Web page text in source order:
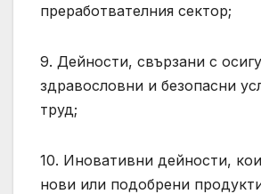
преработвателния сектор;
9. Дейности, свързани с
здравословни и безопасни
труд;
10. Иновативни дейности,
нови или подобрени